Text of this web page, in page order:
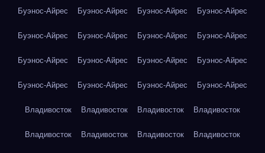
Буэнос-Айрес Буэнос-Айрес Буэнос-Айрес Буэнос-Айрес
Буэнос-Айрес Буэнос-Айрес Буэнос-Айрес Буэнос-Айрес
Буэнос-Айрес Буэнос-Айрес Буэнос-Айрес Буэнос-Айрес
Буэнос-Айрес Буэнос-Айрес Буэнос-Айрес Буэнос-Айрес
Владивосток Владивосток Владивосток Владивосток
Владивосток Владивосток Владивосток Владивосток